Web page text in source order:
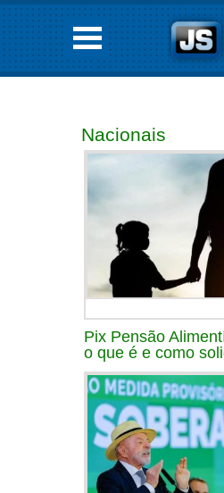
Nacionais
Pix Pensão
o que é e como